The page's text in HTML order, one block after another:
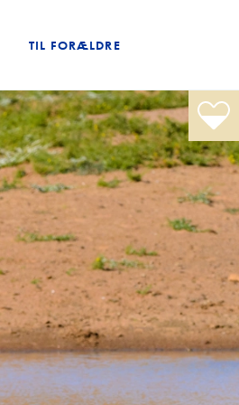
TIL FORÆLDRE